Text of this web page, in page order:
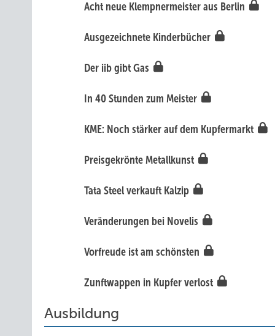
Acht neue Klempnermeister aus Berlin
Ausgezeichnete Kinderbücher
Der iib gibt Gas
In 40 Stunden zum Meister
KME: Noch stärker auf dem Kupfermarkt
Preisgekrönte Metallkunst
Tata Steel verkauft Kalzip
Veränderungen bei Novelis
Vorfreude ist am schönsten
Zunftwappen in Kupfer verlost
Ausbildung